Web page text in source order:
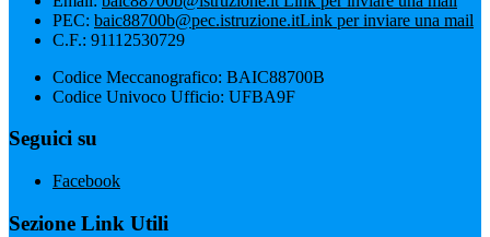
PEC: baic88700b@pec.istruzione.itLink per inviare una mail
C.F.: 91112530729
Codice Meccanografico: BAIC88700B
Codice Univoco Ufficio: UFBA9F
Seguici su
Facebook
Sezione Link Utili